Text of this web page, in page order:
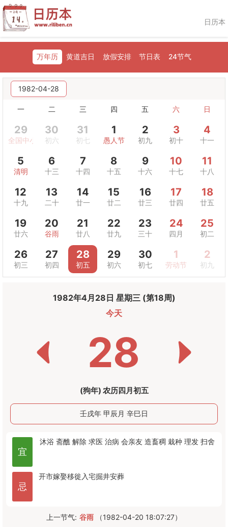
日历本
万年历 黄道吉日 放假安排 节日表 24节气
1982-04-28
一 二 三 四 五 六 日
29
全国中小学生安全教育日
30
初六
31
初七
1
愚人节
2
初九
3
初十
4
十一
5
清明
6
十三
7
十四
8
十五
9
十六
10
十七
11
十八
12
十九
13
二十
14
廿一
15
廿二
16
廿三
17
廿四
18
廿五
19
廿六
20
谷雨
21
廿八
22
廿九
23
三十
24
四月
25
初二
26
初三
27
初四
28
初五
29
初六
30
初七
1
劳动节
2
初九
1982年4月28日 星期三 (第18周)
今天
28
(狗年) 农历四月初五
壬戌年 甲辰月 辛巳日
宜
沐浴 斋醮 解除 求医 治病 会亲友 造畜稠 栽种 理发 扫舍
忌
开市嫁娶移徙 入宅掘井安葬
上一节气: 谷雨 （1982-04-20 18:07:27）